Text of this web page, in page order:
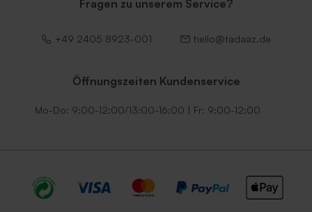
Fragen zu unserem Service?
+49 2405 8923-001 hello@tadaaz.de
Öffnungszeiten Kundenservice
Mo-Do: 9:00-12:00/13:00-16:00 | Fr: 9:00-12:00